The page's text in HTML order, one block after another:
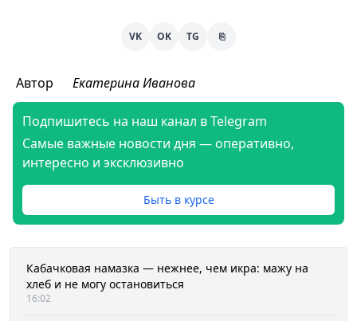
VK OK TG ⎘
Автор Екатерина Иванова
Подпишитесь на наш канал в Telegram
Самые важные новости дня — оперативно,
интересно и эксклюзивно
Быть в курсе
Кабачковая намазка — нежнее, чем икра: мажу на
хлеб и не могу остановиться
16:02